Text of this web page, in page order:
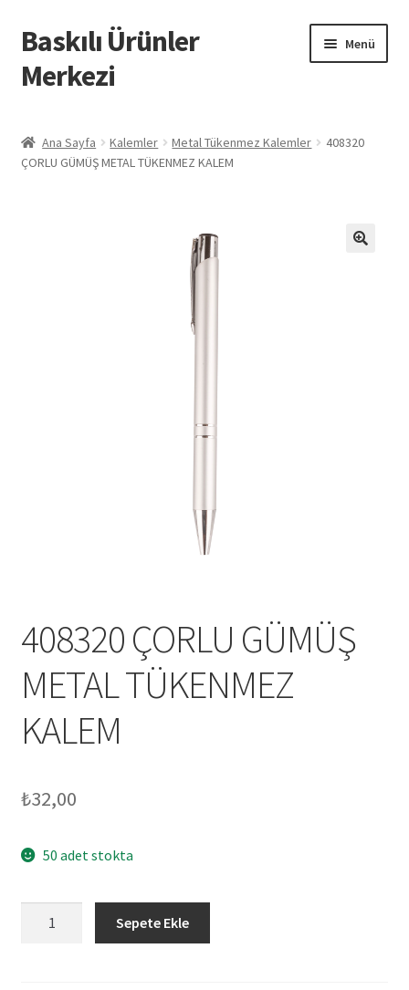
Dolaşıma
geç
İçeriğe
geç
Baskılı Ürünler
Merkezi
Menü
Baskılı Ürünler
Ana Sayfa Kalemler Metal Tükenmez Kalemler
408320
ÇORLU GÜMÜŞ METAL TÜKENMEZ KALEM
408320 ÇORLU GÜMÜŞ
METAL TÜKENMEZ
KALEM
₺32,00
50 adet stokta
Sepete Ekle